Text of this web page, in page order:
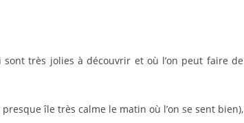
très jolies à découvrir et où l’on peut faire de
presque île très calme le matin où l’on se sent bien),